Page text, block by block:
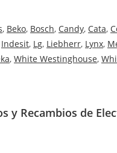
, Beko, Bosch, Candy, Cata,
Indesit, Lg, Liebherr, Lynx,
, White Westinghouse,
y Recambios de